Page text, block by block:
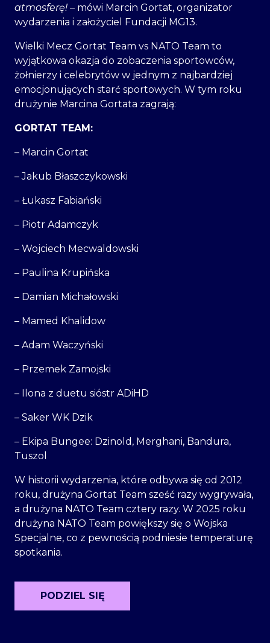
atmosferę! – mówi Marcin Gortat, organizator
wydarzenia i założyciel Fundacji MG13.
Wielki Mecz Gortat Team vs NATO Team to
wyjątkowa okazja do zobaczenia sportowców,
żołnierzy i celebrytów w jednym z najbardziej
emocjonujących starć sportowych. W tym roku
drużynie Marcina Gortata zagrają:
GORTAT TEAM:
– Marcin Gortat
– Jakub Błaszczykowski
– Łukasz Fabiański
– Piotr Adamczyk
– Wojciech Mecwaldowski
– Paulina Krupińska
– Damian Michałowski
– Mamed Khalidow
– Adam Waczyński
– Przemek Zamojski
– Ilona z duetu sióstr ADiHD
– Saker WK Dzik
– Ekipa Bungee: Dzinold, Merghani, Bandura,
Tuszol
W historii wydarzenia, które odbywa się od 2012
roku, drużyna Gortat Team sześć razy wygrywała,
a drużyna NATO Team cztery razy. W 2025 roku
drużyna NATO Team powiększy się o Wojska
Specjalne, co z pewnością podniesie temperaturę
spotkania.
PODZIEL SIĘ